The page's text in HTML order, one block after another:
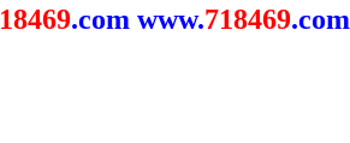
18469.com www.718469.com